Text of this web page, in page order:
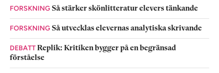
FORSKNING Så stärker skönlitteratur elevers tänkande
FORSKNING Så utvecklas elevernas analytiska skrivande
DEBATTReplik: Kritiken bygger på en begränsad
förståelse